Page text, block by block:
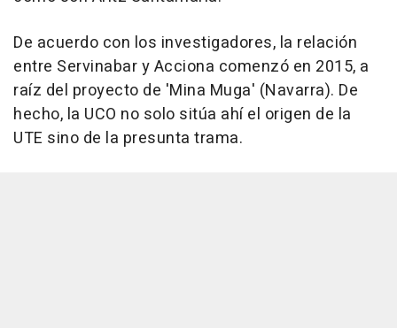
De acuerdo con los investigadores, la relación
entre Servinabar y Acciona comenzó en 2015, a
raíz del proyecto de 'Mina Muga' (Navarra). De
hecho, la UCO no solo sitúa ahí el origen de la
UTE sino de la presunta trama.